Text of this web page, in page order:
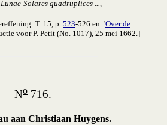
Solares quadruplices ...,
T. 15, p. 523-526 en: 'Over de
voor P. Petit (No. 1017), 25 mei 1662.]
No 716.
aan Christiaan Huygens.